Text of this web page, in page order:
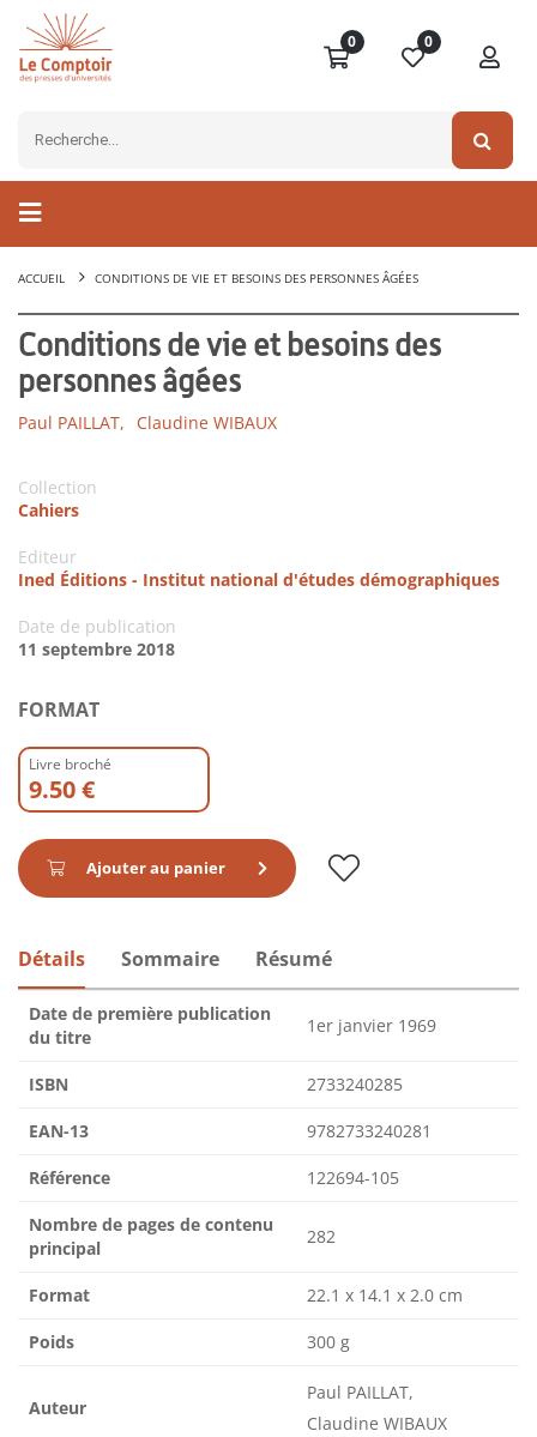
0 0
ACCUEIL CONDITIONS DE VIE ET BESOINS DES PERSONNES ÂGÉES
Conditions de vie et besoins des
personnes âgées
Paul PAILLAT, Claudine WIBAUX
Collection
Cahiers
Editeur
Ined Éditions - Institut national d'études démographiques
Date de publication
11 septembre 2018
FORMAT
Livre broché
9.50 €
Ajouter au panier
Détails Sommaire Résumé
Date de première publication
du titre
1er janvier 1969
ISBN 2733240285
EAN-13 9782733240281
Référence 122694-105
Nombre de pages de contenu
principal
282
Format 22.1 x 14.1 x 2.0 cm
Poids 300 g
Auteur
Paul PAILLAT,
Claudine WIBAUX